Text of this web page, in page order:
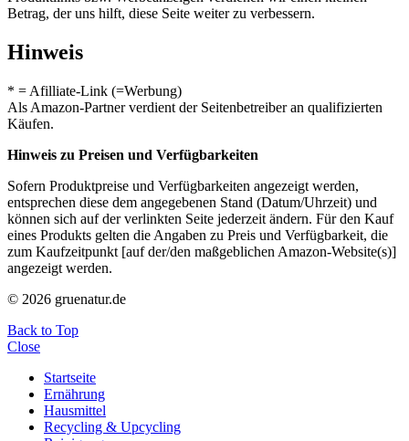
Betrag, der uns hilft, diese Seite weiter zu verbessern.
Hinweis
* = Afilliate-Link (=Werbung)
Als Amazon-Partner verdient der Seitenbetreiber an qualifizierten
Käufen.
Hinweis zu Preisen und Verfügbarkeiten
Sofern Produktpreise und Verfügbarkeiten angezeigt werden,
entsprechen diese dem angegebenen Stand (Datum/Uhrzeit) und
können sich auf der verlinkten Seite jederzeit ändern. Für den Kauf
eines Produkts gelten die Angaben zu Preis und Verfügbarkeit, die
zum Kaufzeitpunkt [auf der/den maßgeblichen Amazon-Website(s)]
angezeigt werden.
© 2026 gruenatur.de
Back to Top
Close
Startseite
Ernährung
Hausmittel
Recycling & Upcycling